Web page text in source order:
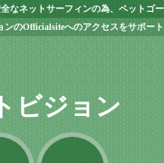
なネットサーフィンの為、ペットゴー
ンのOfficialsiteへのアクセスをサポート
ビジョン